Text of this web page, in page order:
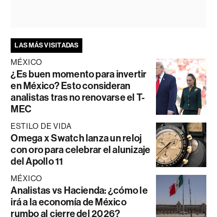
LAS MÁS VISITADAS
MÉXICO
¿Es buen momento para invertir
en México? Esto consideran
analistas tras no renovarse el T-
MEC
ESTILO DE VIDA
Omega x Swatch lanza un reloj
con oro para celebrar el alunizaje
del Apollo 11
MÉXICO
Analistas vs Hacienda: ¿cómo le
irá a la economía de México
rumbo al cierre del 2026?